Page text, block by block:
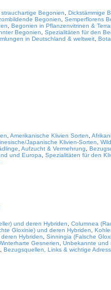
Begonien
Dickstämmige
Begonien
Semperflorens
Begonien in Pflanzenvitrinen &
Begonien
Spezialitäten für den
in Deutschland & weltweit
Amerikanische Klivien Sorten
Japanische Klivien-Sorten
Aufzucht & Vermehrung
und Europa
Spezialitäten für den
und deren Hybriden
Columnea
Gloxinie) und deren Hybriden
Hybriden
Sinningia (Falsche
Gesnerien
Unbekannte und
Bezugsquellen, Links & wichtige